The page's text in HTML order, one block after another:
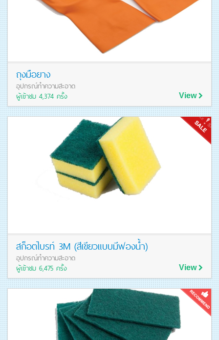
ถุงมือยาง
อุปกรณ์ทำความสะอาด
ผู้เข้าชม 4,374 ครั้ง
View
สก็อตไบรท์ 3M (สีเขียวแบบมีฟองน้ำ)
อุปกรณ์ทำความสะอาด
ผู้เข้าชม 6,475 ครั้ง
View